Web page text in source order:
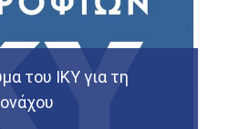
του ΙΚΥ για τη